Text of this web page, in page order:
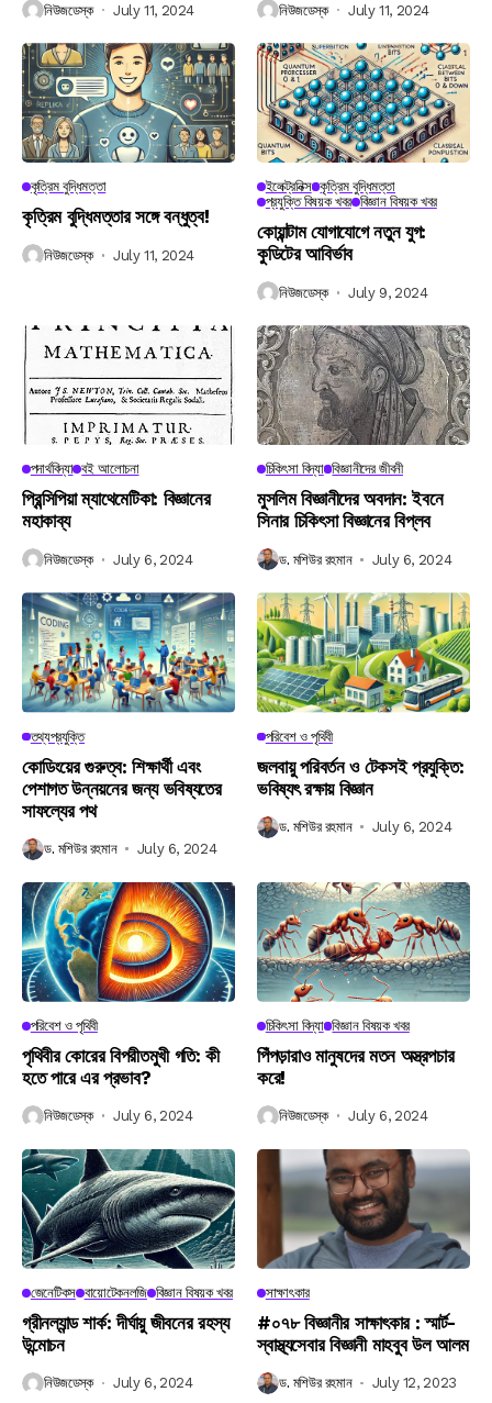
নিউজডেস্ক July 11, 2024 নিউজডেস্ক July 11, 2024
কৃত্রিম বুদ্ধিমত্তা
কৃত্রিম বুদ্ধিমত্তার সঙ্গে বন্ধুত্ব!
নিউজডেস্ক July 11, 2024
ইলেক্ট্রনিক্স কৃত্রিম বুদ্ধিমত্তা
প্রযুক্তি বিষয়ক খবর বিজ্ঞান বিষয়ক খবর
কোয়ান্টাম যোগাযোগে নতুন যুগ:
কুডিটের আবির্ভাব
নিউজডেস্ক July 9, 2024
পদার্থবিদ্যা বই আলোচনা
প্রিন্সিপিয়া ম্যাথেমেটিকা: বিজ্ঞানের
মহাকাব্য
নিউজডেস্ক July 6, 2024
চিকিৎসা বিদ্যা বিজ্ঞানীদের জীবনী
মুসলিম বিজ্ঞানীদের অবদান: ইবনে
সিনার চিকিৎসা বিজ্ঞানের বিপ্লব
ড. মশিউর রহমান July 6, 2024
তথ্যপ্রযুক্তি
কোডিংয়ের গুরুত্ব: শিক্ষার্থী এবং
পেশাগত উন্নয়নের জন্য ভবিষ্যতের
সাফল্যের পথ
ড. মশিউর রহমান July 6, 2024
পরিবেশ ও পৃথিবী
জলবায়ু পরিবর্তন ও টেকসই প্রযুক্তি:
ভবিষ্যৎ রক্ষায় বিজ্ঞান
ড. মশিউর রহমান July 6, 2024
পরিবেশ ও পৃথিবী
পৃথিবীর কোরের বিপরীতমুখী গতি: কী
হতে পারে এর প্রভাব?
নিউজডেস্ক July 6, 2024
চিকিৎসা বিদ্যা বিজ্ঞান বিষয়ক খবর
পিঁপড়ারাও মানুষদের মতন অস্ত্রপচার
করে!
নিউজডেস্ক July 6, 2024
জেনেটিকস বায়োটেকনলজি বিজ্ঞান বিষয়ক খবর
গ্রীনল্যান্ড শার্ক: দীর্ঘায়ু জীবনের রহস্য
উন্মোচন
নিউজডেস্ক July 6, 2024
সাক্ষাৎকার
#০৭৮ বিজ্ঞানীর সাক্ষাৎকার : স্মার্ট-
স্বাস্থ্যসেবার বিজ্ঞানী মাহবুব উল আলম
ড. মশিউর রহমান July 12, 2023